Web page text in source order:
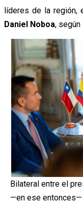
líderes de la región,
Daniel Noboa,
Bilateral entre el
—en ese